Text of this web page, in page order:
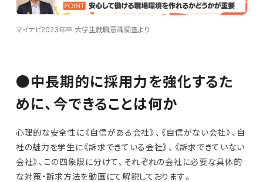
マイナビ2023年卒 大学生就職意識調査より
●中長期的に採用力を強化するた
めに、今できることは何か
心理的な安全性に《自信がある会社》、《自信がない会社》、自
社の魅力を学生に《訴求できている会社》、《訴求できていない
会社》、この四象限に分けて、それぞれの会社に必要な具体的
な対策・訴求方法を動画にて解説しております。